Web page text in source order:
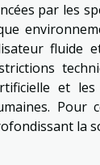
par les
fluide
et
Pour
la